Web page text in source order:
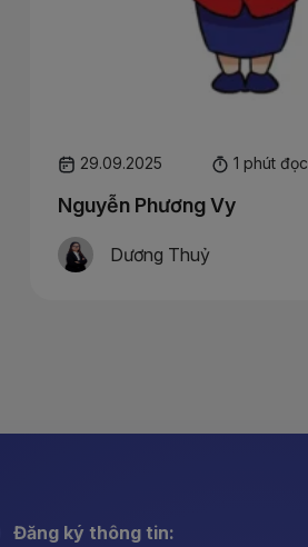
29.09.2025 1 phút đọc
Nguyễn Phương Vy
Dương Thuỷ
Đăng ký thông tin: